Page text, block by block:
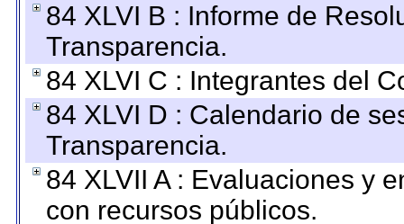
84 XLVI B : Informe de
Transparencia.
84 XLVI C : Integrantes del
84 XLVI D : Calendario de
Transparencia.
84 XLVII A : Evaluaciones y
con recursos públicos.